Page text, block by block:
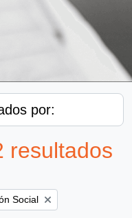
por:
resultados
Social